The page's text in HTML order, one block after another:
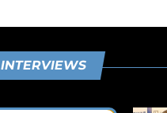
INTERVIEWS